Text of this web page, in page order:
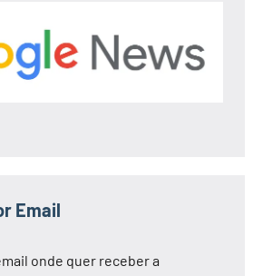
Email
onde quer receber a